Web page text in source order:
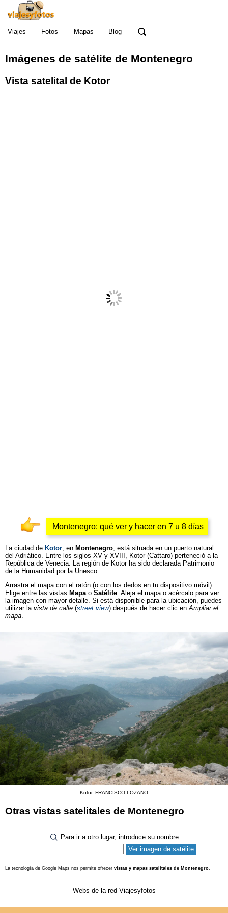
Viajes Fotos Mapas Blog
Imágenes de satélite de Montenegro
Vista satelital de Kotor
Montenegro: qué ver y hacer en 7 u 8 días
La ciudad de Kotor , en Montenegro , está situada en un puerto natural
del Adriático. Entre los siglos XV y XVIII, Kotor (Cattaro) perteneció a la
República de Venecia. La región de Kotor ha sido declarada Patrimonio
de la Humanidad por la Unesco.
Arrastra el mapa con el ratón (o con los dedos en tu dispositivo móvil).
Elige entre las vistas Mapao Satélite. Aleja el mapa o acércalo para ver
la imagen con mayor detalle. Si está disponible para la ubicación, puedes
utilizar la vista de calle (street view) después de hacer clic enAmpliar el
mapa.
Kotor. FRANCISCO LOZANO
Otras vistas satelitales de Montenegro
Para ir a otro lugar, introduce su nombre:
La tecnología de Google Maps nos permite ofrecer vistas y mapas satelitales de Montenegro.
Webs de la red Viajesyfotos